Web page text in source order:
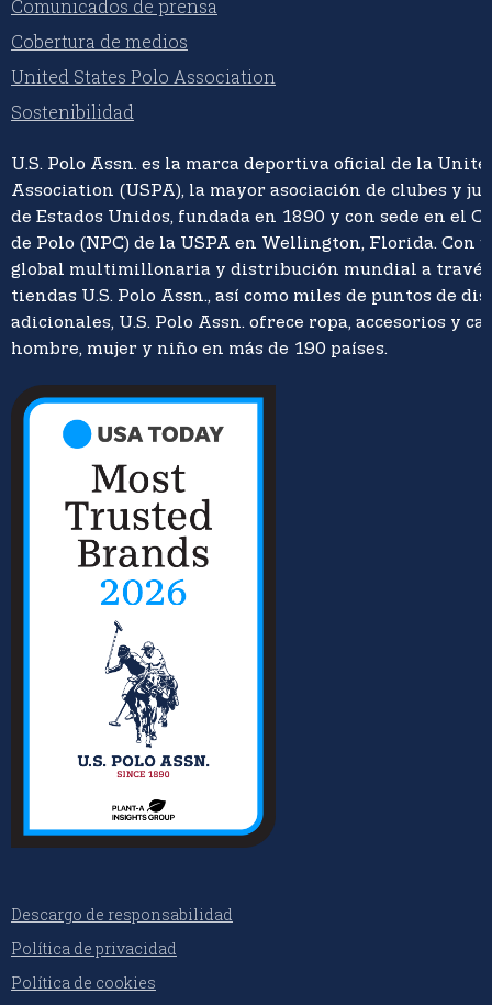
Comunicados de prensa
Cobertura de medios
United States Polo Association
Sostenibilidad
U.S. Polo Assn. es la marca deportiva oficial de la
Association (USPA), la mayor asociación de clubes y
de Estados Unidos, fundada en 1890 y con sede en el
de Polo (NPC) de la USPA en Wellington, Florida. Con
global multimillonaria y distribución mundial a través
tiendas U.S. Polo Assn., así como miles de puntos de
adicionales, U.S. Polo Assn. ofrece ropa, accesorios y
hombre, mujer y niño en más de 190 países.
Descargo de responsabilidad
Política de privacidad
Política de cookies